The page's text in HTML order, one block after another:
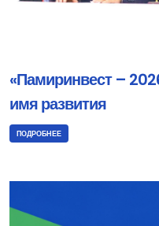
«Памиринвест –
имя развития
ПОДРОБНЕЕ